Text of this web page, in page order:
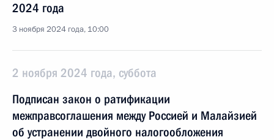
2024 года
3 ноября 2024 года, 10:00
2 ноября 2024 года, суббота
Подписан закон о ратификации
межправсоглашения между Россией и Малайзией
об устранении двойного налогообложения